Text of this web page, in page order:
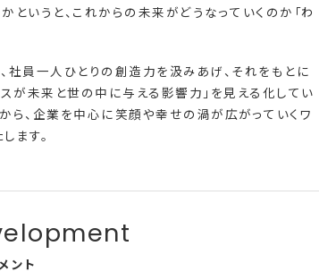
というと、これからの未来がどうなっていくのか「わ
社員一人ひとりの創造力を汲みあげ、それをもとに
スが未来と世の中に与える影響力」を見える化してい
ら、企業を中心に笑顔や幸せの渦が広がっていくワ
ます。
ント